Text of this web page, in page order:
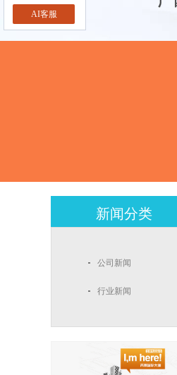
新闻分类
公司新闻
行业新闻
AI客服